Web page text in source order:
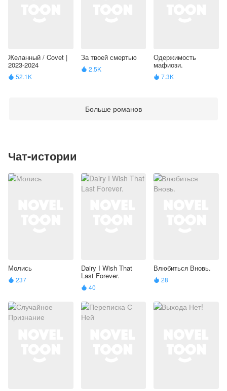
Желанный / Covet |
2023-2024
 52.1K
За твоей смертью
 2.5K
Одержимость
мафиози.
 7.3K
Больше романов
Чат-истории
Молись
 237
Dairy I Wish That
Last Forever.
 40
Влюбиться Вновь.
 28